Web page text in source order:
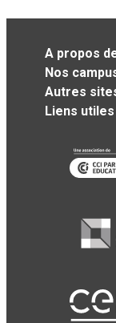
A propos de
Nos
Autres
Liens utiles